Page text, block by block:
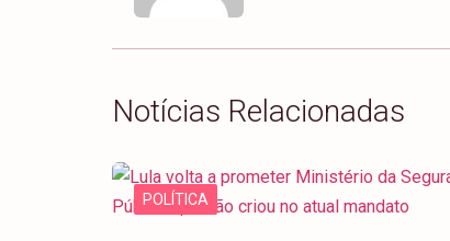
Notícias Relacionadas
POLÍTICA